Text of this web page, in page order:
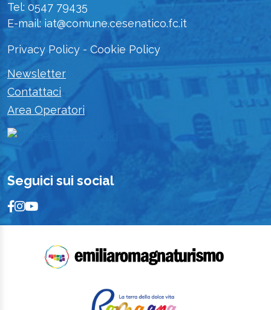
Tel: 0547 79435
E-mail: iat@comune.cesenatico.fc.it
Privacy Policy - Cookie Policy
Newsletter
Contattaci
Area Operatori
Seguici sui social